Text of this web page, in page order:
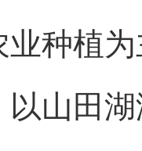
业种植
以山田